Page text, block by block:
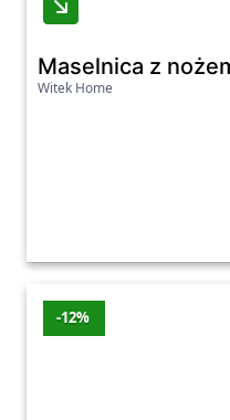
Maselnica z
Witek Home
-12%